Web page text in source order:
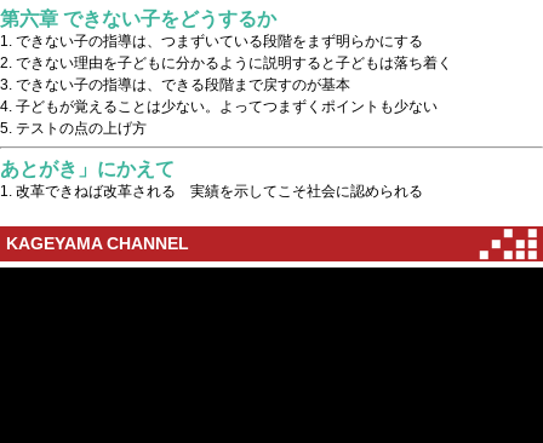
第六章 できない子をどうするか
できない子の指導は、つまずいている段階をまず明らかにする
できない理由を子どもに分かるように説明すると子どもは落ち着く
できない子の指導は、できる段階まで戻すのが基本
子どもが覚えることは少ない。よってつまずくポイントも少ない
テストの点の上げ方
あとがき」にかえて
改革できねば改革される 実績を示してこそ社会に認められる
KAGEYAMA CHANNEL